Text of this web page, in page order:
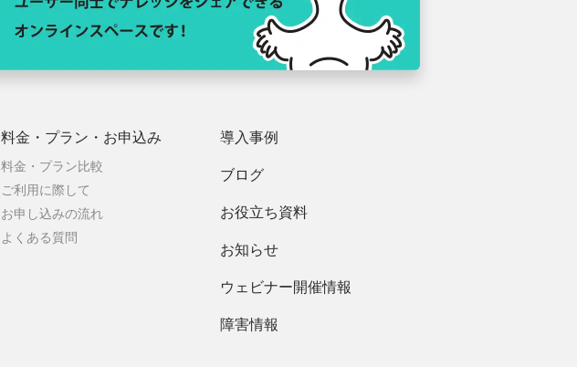
料金・プラン・ お申込み
料金・プラン比較
ご利用に際して
お申し込みの流れ
よくある質問
導入事例
ブログ
お役立ち資料
お知らせ
ウェビナー開催情報
障害情報